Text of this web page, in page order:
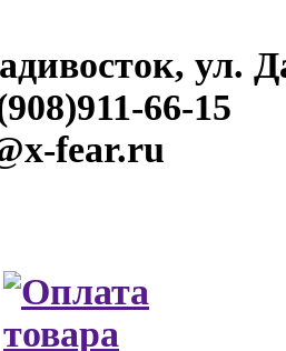
ул.
66-15
fear.ru